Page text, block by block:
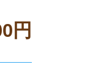
円